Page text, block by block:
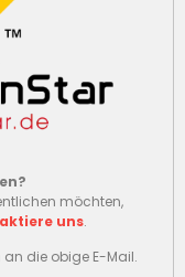
möchten,
uns.
die obige E-Mail.